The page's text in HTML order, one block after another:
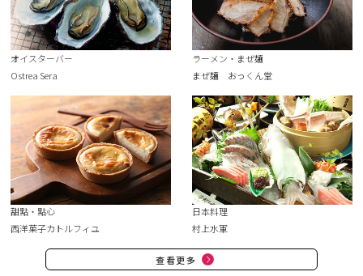
オイスターバー
Ostrea Sera
ラーメン・まぜ麺
まぜ麺 おっくん堂
甜點・點心
西洋菓子カトルフィユ
日本料理
村上水軍
查看更多